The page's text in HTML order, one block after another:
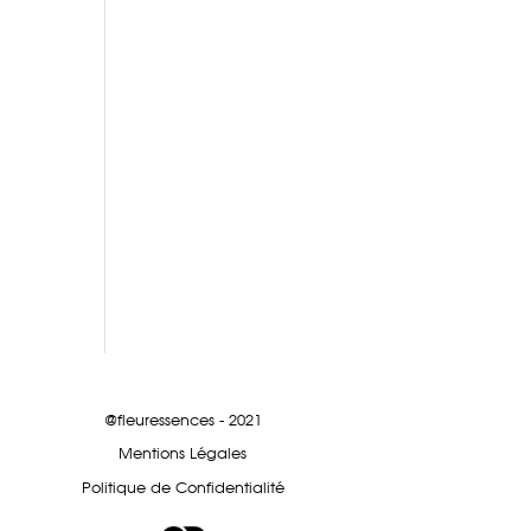
@fleuressences - 2021
Mentions Légales
Politique de Confidentialité